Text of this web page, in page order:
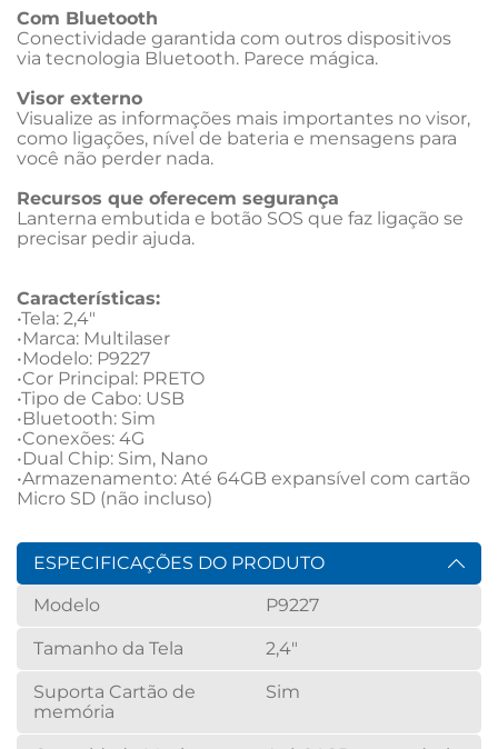
Com Bluetooth
Conectividade garantida com outros dispositivos
via tecnologia Bluetooth. Parece mágica.
Visor externo
Visualize as informações mais importantes no visor,
como ligações, nível de bateria e mensagens para
você não perder nada.
Recursos que oferecem segurança
Lanterna embutida e botão SOS que faz ligação se
precisar pedir ajuda.
Características:
•Tela: 2,4"
•Marca: Multilaser
•Modelo: P9227
•Cor Principal: PRETO
•Tipo de Cabo: USB
•Bluetooth: Sim
•Conexões: 4G
•Dual Chip: Sim, Nano
•Armazenamento: Até 64GB expansível com cartão
Micro SD (não incluso)
ESPECIFICAÇÕES DO PRODUTO
Modelo
P9227
Tamanho da Tela 2,4"
Suporta Cartão de
memória
Sim